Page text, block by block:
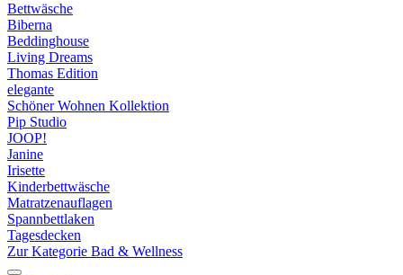
Bettwäsche
Biberna
Beddinghouse
Living Dreams
Thomas Edition
elegante
Schöner Wohnen Kollektion
Pip Studio
JOOP!
Janine
Irisette
Kinderbettwäsche
Matratzenauflagen
Spannbettlaken
Tagesdecken
Zur Kategorie Bad & Wellness